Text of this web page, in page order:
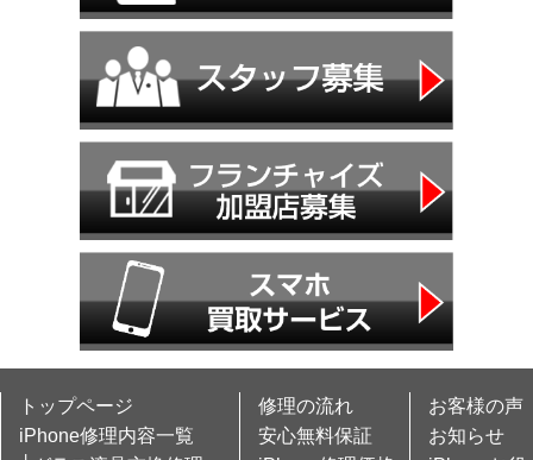
トップページ
iPhone修理内容一覧
修理の流れ
安心無料保証
お客様の声
お知らせ